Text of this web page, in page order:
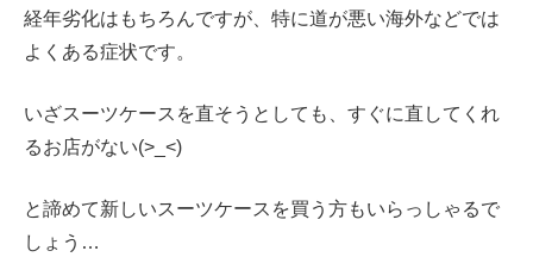
経年劣化はもちろんですが、特に道が悪い海外などでは
よくある症状です。
いざスーツケースを直そうとしても、すぐに直してくれ
るお店がない(>_<)
と諦めて新しいスーツケースを買う方もいらっしゃるで
しょう…